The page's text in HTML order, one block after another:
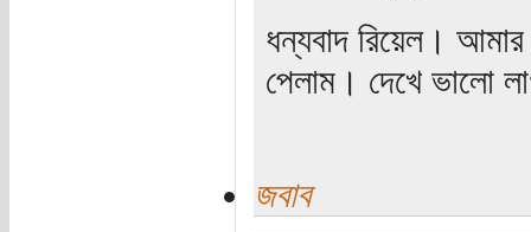
ধন্যবাদ রিয়েল।
পেলাম। দেখে ভালো
জবাব